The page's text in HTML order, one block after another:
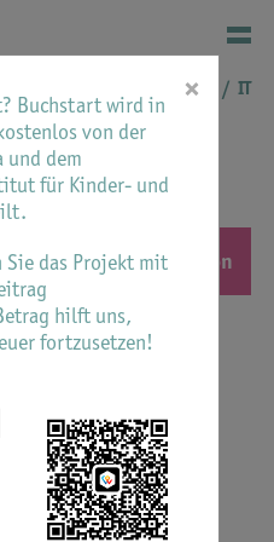
FR IT
Buchstart
nicht erforderlich):
9 bis 24 Monaten
×
Buchstart wird in
von der
dem
für Kinder- und
Sie das Projekt mit
hilft uns,
fortzusetzen!